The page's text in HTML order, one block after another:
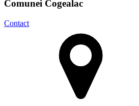
Comunei Cogealac
Contact